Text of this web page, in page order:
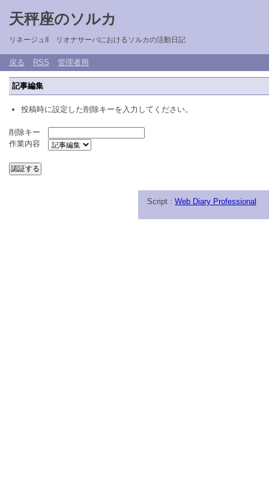
天秤座のソルカ
リネージュII リオナサーバにおけるソルカの活動日記
戻る RSS 管理者用
記事編集
投稿時に設定した削除キーを入力してください。
削除キー
作業内容
Script : Web Diary Professional